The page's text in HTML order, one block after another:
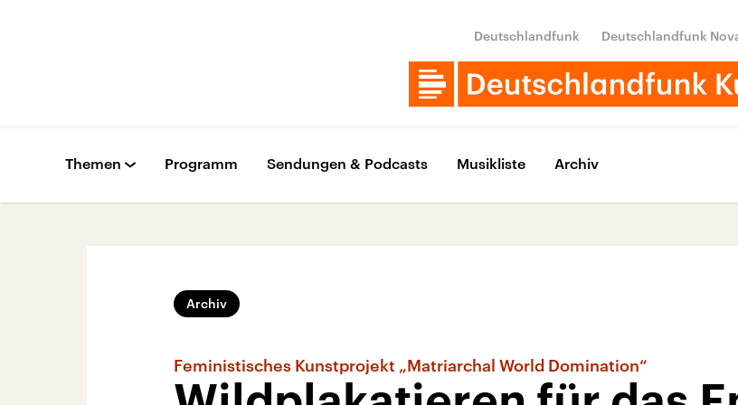
Deutschlandfunk Deutschlandfunk
Themen Programm Sendungen & Podcasts Musikliste Archiv
Archiv
Feministisches Kunstprojekt „Matriarchal World Domination“